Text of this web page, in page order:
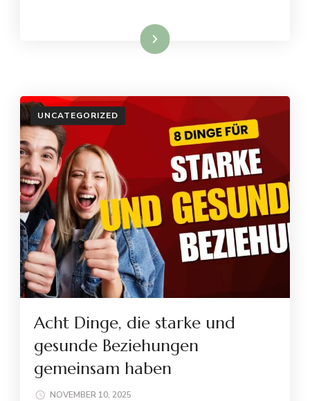
Weiterlesen
UNCATEGORIZED
Acht Dinge, die starke und
gesunde Beziehungen
gemeinsam haben
NOVEMBER 10, 2025